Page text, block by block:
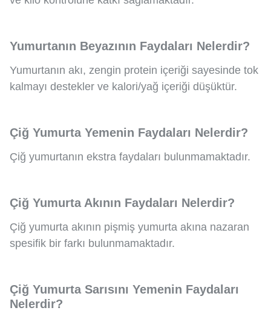
Yumurtanın Beyazının Faydaları Nelerdir?
Yumurtanın akı, zengin protein içeriği sayesinde tok
kalmayı destekler ve kalori/yağ içeriği düşüktür.
Çiğ Yumurta Yemenin Faydaları Nelerdir?
Çiğ yumurtanın ekstra faydaları bulunmamaktadır.
Çiğ Yumurta Akının Faydaları Nelerdir?
Çiğ yumurta akının pişmiş yumurta akına nazaran
spesifik bir farkı bulunmamaktadır.
Çiğ Yumurta Sarısını Yemenin Faydaları
Nelerdir?